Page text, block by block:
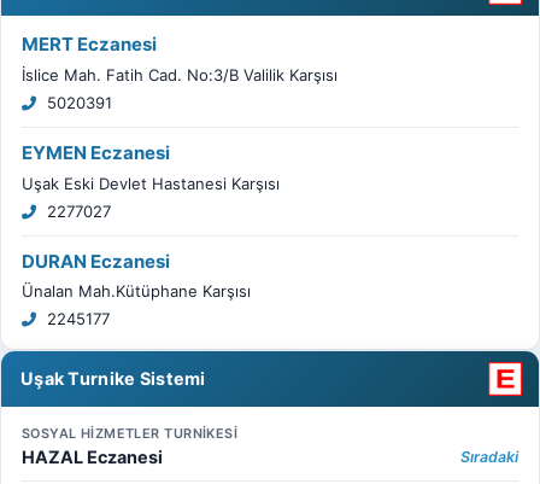
MERT Eczanesi
İslice Mah. Fatih Cad. No:3/B Valilik Karşısı
5020391
EYMEN Eczanesi
Uşak Eski Devlet Hastanesi Karşısı
2277027
DURAN Eczanesi
Ünalan Mah.Kütüphane Karşısı
2245177
Uşak Turnike Sistemi
SOSYAL HİZMETLER TURNİKESİ
HAZAL Eczanesi Sıradaki